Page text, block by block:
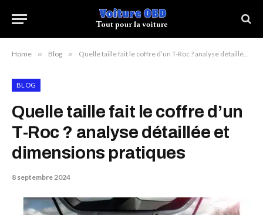
Home » Blog » Quelle taille fait le coffre d’un T-Roc ? analyse détaillée et dimensions pratiques
BLOG
Quelle taille fait le coffre d’un
T-Roc ? analyse détaillée et
dimensions pratiques
8 septembre 2024